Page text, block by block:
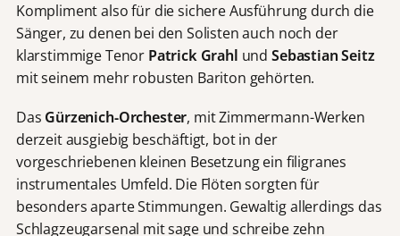
Kompliment also für die sichere Ausführung durch die
Sänger, zu denen bei den Solisten auch noch der
klarstimmige Tenor Patrick Grahl und Sebastian Seitz
mit seinem mehr robusten Bariton gehörten.
Das Gürzenich-Orchester, mit Zimmermann-Werken
derzeit ausgiebig beschäftigt, bot in der
vorgeschriebenen kleinen Besetzung ein filigranes
instrumentales Umfeld. Die Flöten sorgten für
besonders aparte Stimmungen. Gewaltig allerdings das
Schlagzeugarsenal mit sage und schreibe zehn